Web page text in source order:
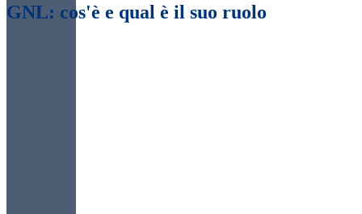
GNL: cos'è e qual è il suo ruolo